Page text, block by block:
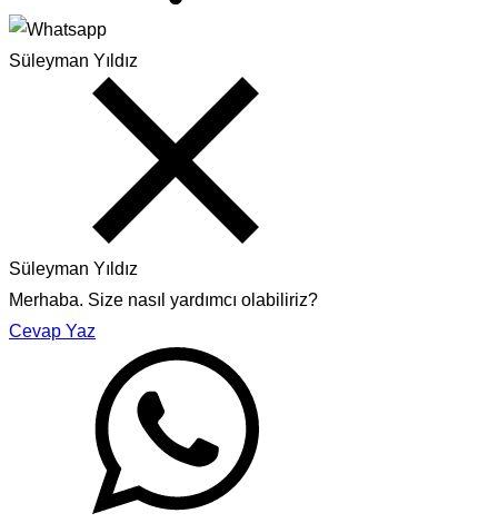
Süleyman Yıldız
Süleyman Yıldız
Merhaba. Size nasıl yardımcı olabiliriz?
Cevap Yaz